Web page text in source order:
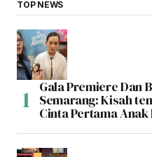
TOP NEWS
Gala Premiere Dan
Semarang: Kisah
Cinta Pertama